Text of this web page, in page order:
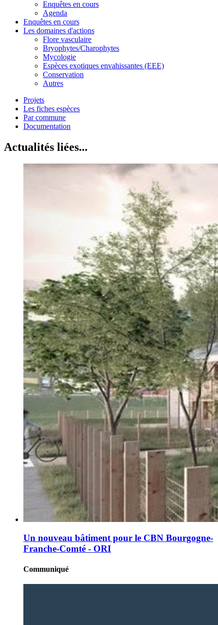
Enquêtes en cours
Agenda
Enquêtes en cours
Les domaines d'actions
Flore vasculaire
Bryophytes/Charophytes
Mycologie
Espèces exotiques envahissantes (EEE)
Conservation
Autres
Projets
Les fiches espèces
Par commune
Documentation
Actualités liées...
Un nouveau bâtiment pour le CBN Bourgogne-
Franche-Comté - ORI
Communiqué